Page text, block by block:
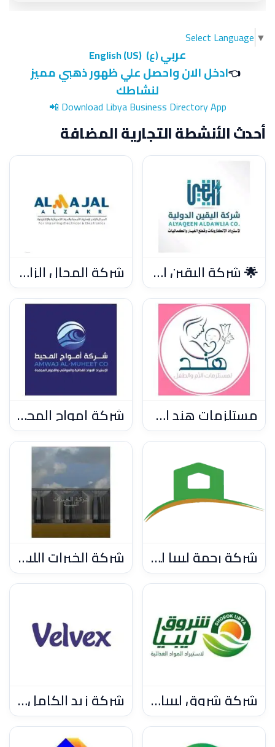
Select Language ▼
عربي(ع) English (US)
👈ادخل الان واحصل علي ظهور ذهبي مميز
لنشاطك
📲 Download Libya Business Directory App
أحدث الأنشطة التجارية المضافة
🌟 شركة اليقين الدولية شركة المجال الزاخر لاستيراد الأجهزة والمواد الكهربائية والأجهزة الإلكترونية
مستلزمات هند الأم والطفل شركة أمواج المحيط لاستيراد المواد الغذائية
شركة رحمة ليبيا لصناعة الالات والمعدات والمستلزمات الزراعية وتجميع وتركيب المولدات الكهربائية شركة الخيرات الليبية
شركة شروق ليبيا لاستيراد المواد الغذائية شركة زيد الكامل لاستيراد الادوية والمستحضرات الطبية ومستلزمات الام والطفل